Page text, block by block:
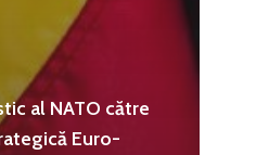
al NATO către
Euro-